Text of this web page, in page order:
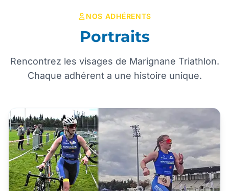
NOS ADHÉRENTS
Portraits
Rencontrez les visages de Marignane Triathlon.
Chaque adhérent a une histoire unique.